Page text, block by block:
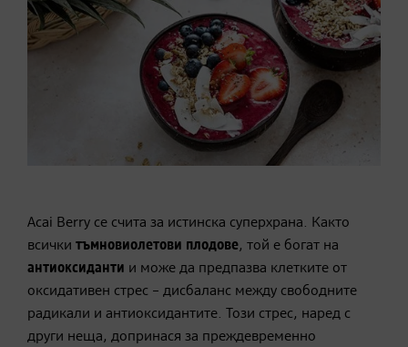
Acai Berry се счита за истинска суперхрана. Както
всички тъмновиолетови плодове, той е богат на
антиоксиданти и може да предпазва клетките от
оксидативен стрес – дисбаланс между свободните
радикали и антиоксидантите. Този стрес, наред с
други неща, допринася за преждевременно